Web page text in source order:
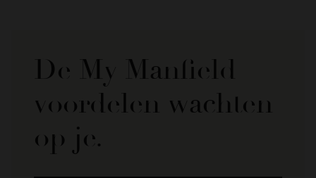
De My Manfield
voordelen wachten
op je.